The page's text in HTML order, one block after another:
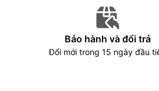
Bảo hành và đổi trả
Đổi mới trong 15 ngày đầu